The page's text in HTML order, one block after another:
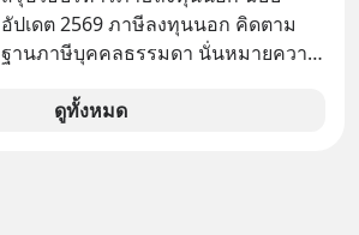
อัปเดต 2569 ภาษีลงทุนนอก คิดตาม
ฐานภาษีบุคคลธรรมดา นั่นหมายความ
ดูทั้งหมด